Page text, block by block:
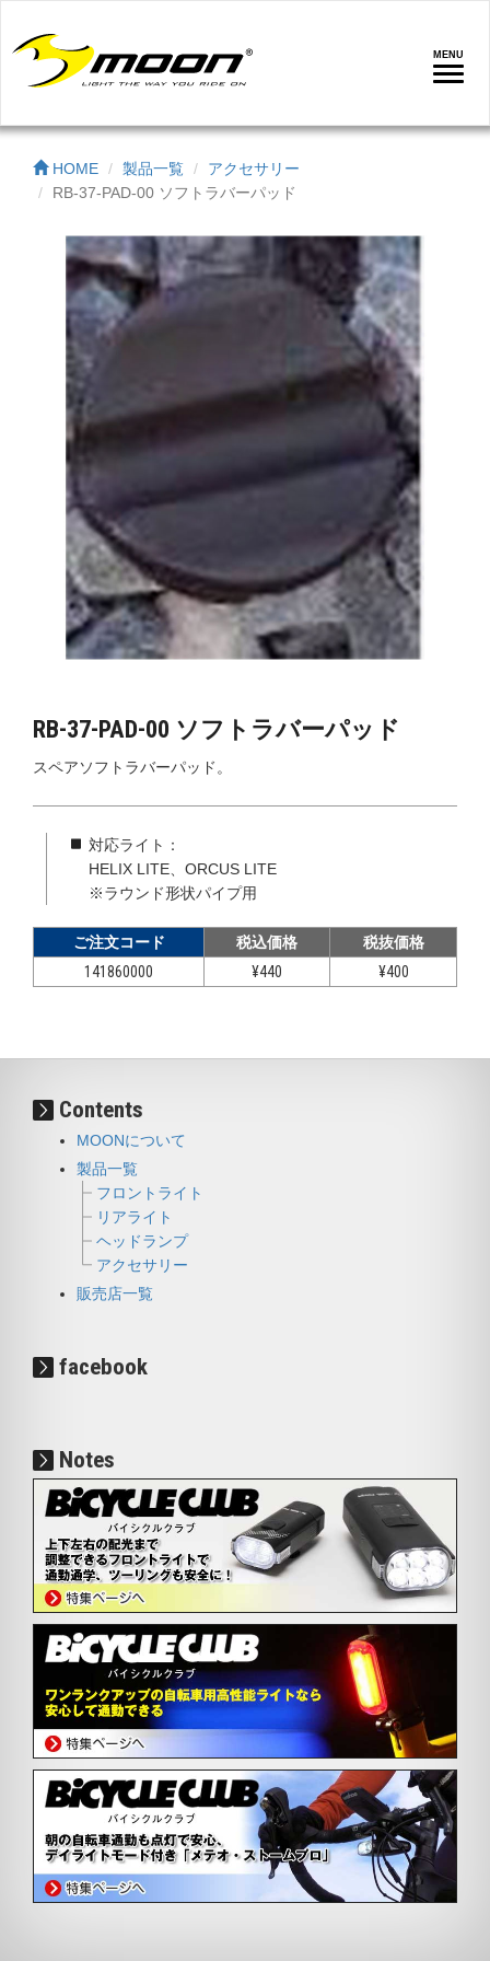
MENU
ナ
ゲ
HOME 製品一覧
アクセサリー
RB-37-PAD-00 ソフトラバーパッド
RB-37-PAD-00 ソフトラバーパッド
スペアソフトラバーパッド。
対応ライト：
HELIX LITE、ORCUS LITE
※ラウンド形状パイプ用
ご注文コード 税込価格
税抜価格
141860000
¥440 ¥400
Contents
MOONについて
製品一覧
フロントライト
リアライト
ヘッドランプ
アクセサリー
販売店一覧
facebook
Notes